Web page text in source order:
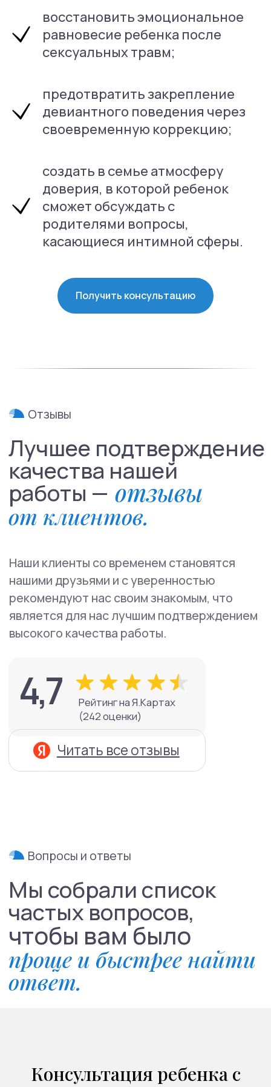
восстановить эмоциональное
равновесие ребенка после
сексуальных травм;
предотвратить закрепление
девиантного поведения через
своевременную коррекцию;
создать в семье атмосферу
доверия, в которой ребенок
сможет обсуждать с
родителями вопросы,
касающиеся интимной сферы.
Получить консультацию
Консультация ребенка с
Психотерапия